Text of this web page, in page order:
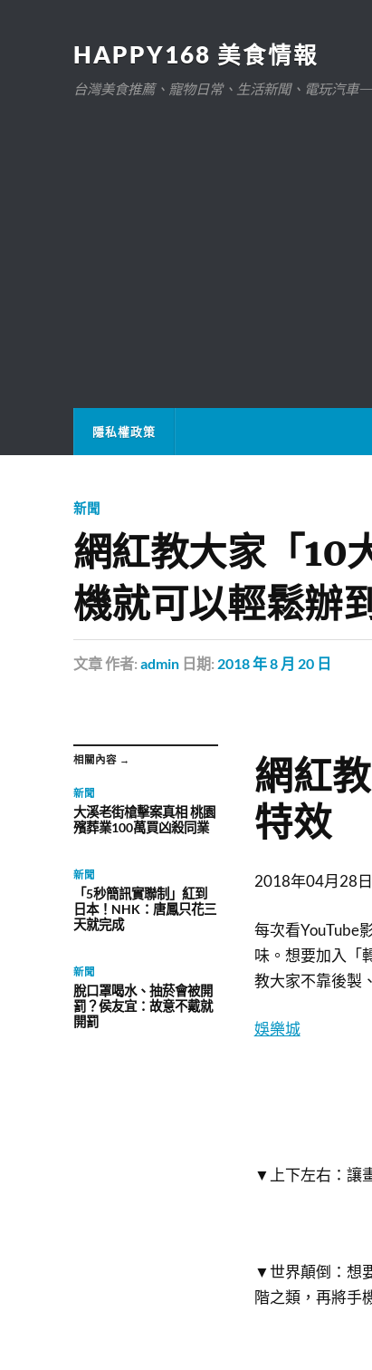
HAPPY168 美食情報
台灣美食推薦、寵物日常、生活新聞、電玩汽
隱私權政策
新聞
網紅教大家「
機就可以輕鬆辦
文章作者: admin 日期: 2018 年 8 月 20 日
相關內容 →
新聞
大溪老街槍擊案真相 桃園
殯葬業100萬買凶殺同業
新聞
「5秒簡訊實聯制」紅到
日本！NHK：唐鳳只花三
天就完成
新聞
脫口罩喝水、抽菸會被開
罰？侯友宜：故意不戴就
開罰
網紅
特效
2018年04月28日
每次看YouTube
味。想要加入「
教大家不靠後製
娛樂城
▼上下左右：讓
▼世界顛倒：想
階之類，再將手